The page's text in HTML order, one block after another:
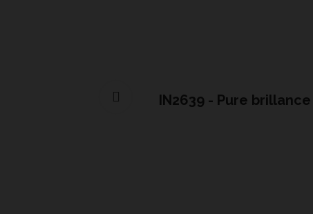
IN2639 - Pure brillance
Cliquer pour agrandir